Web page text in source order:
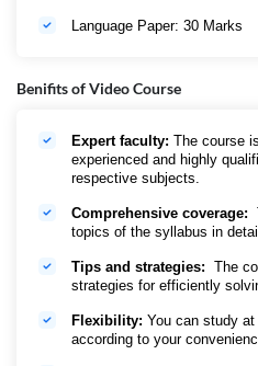
Organization Bihar
No. of vacancy
Vacancy name Bihar
Category
बिहार
4.0)
Application start date: Will
Language Paper: 30 Marks
Benifits of Video Course
Expert faculty: The course
experienced and highly
respective subjects.
Comprehensive coverage:
topics of the syllabus in
Tips and strategies: The
strategies for efficiently
Flexibility: You can study
according to your